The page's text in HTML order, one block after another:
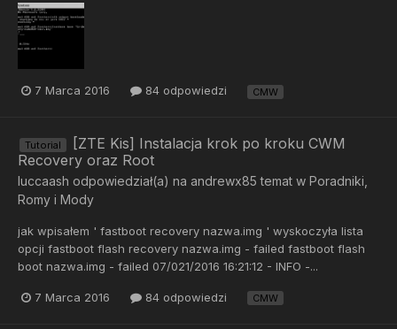
7 Marca 2016 84 odpowiedzi CMW
Tutorial
[ZTE Kis] Instalacja krok po kroku CWM
Recovery oraz Root
luccaash odpowiedział(a) na andrewx85 temat w Poradniki,
Romy i Mody
jak wpisałem ' fastboot recovery nazwa.img ' wyskoczyła lista
opcji fastboot flash recovery nazwa.img - failed fastboot flash
boot nazwa.img - failed 07/021/2016 16:21:12 - INFO -...
7 Marca 2016 84 odpowiedzi CMW